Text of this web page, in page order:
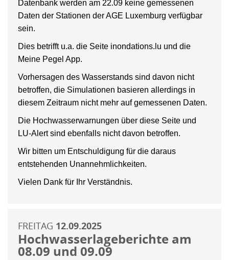
Datenbank werden am 22.09 keine gemessenen
Daten der Stationen der AGE Luxemburg verfügbar
sein.
Dies betrifft u.a. die Seite inondations.lu und die
Meine Pegel App.
Vorhersagen des Wasserstands sind davon nicht
betroffen, die Simulationen basieren allerdings in
diesem Zeitraum nicht mehr auf gemessenen Daten.
Die Hochwasserwarnungen über diese Seite und
LU-Alert sind ebenfalls nicht davon betroffen.
Wir bitten um Entschuldigung für die daraus
entstehenden Unannehmlichkeiten.
Vielen Dank für Ihr Verständnis.
FREITAG 12.09.2025
Hochwasserlageberichte am
08.09 und 09.09